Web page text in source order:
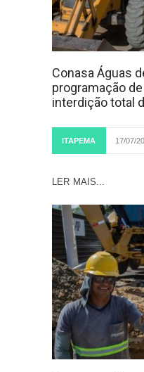
Conasa Águas
programação
interdição total
ITAPEMA 17/07/
LER MAIS...